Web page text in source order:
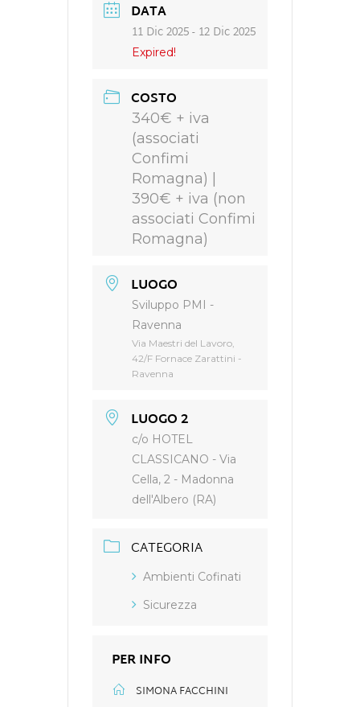
DATA
11 Dic 2025- 12 Dic 2025
Expired!
COSTO
340€ + iva
(associati
Confimi
Romagna) |
390€ + iva (non
associati Confimi
Romagna)
LUOGO
Sviluppo PMI -
Ravenna
Via Maestri del Lavoro,
42/F Fornace Zarattini -
Ravenna
LUOGO 2
c/o HOTEL
CLASSICANO - Via
Cella, 2 - Madonna
dell'Albero (RA)
CATEGORIA
Ambienti Cofinati
Sicurezza
PER INFO
SIMONA FACCHINI